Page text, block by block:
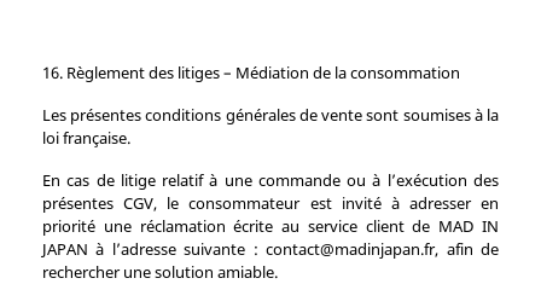
16. Règlement des litiges – Médiation de la consommation
Les présentes conditions générales de vente sont soumises à la
loi française.
En cas de litige relatif à une commande ou à l’exécution des
présentes CGV, le consommateur est invité à adresser en
priorité une réclamation écrite au service client de MAD IN
JAPAN à l’adresse suivante : contact@madinjapan.fr, afin de
rechercher une solution amiable.